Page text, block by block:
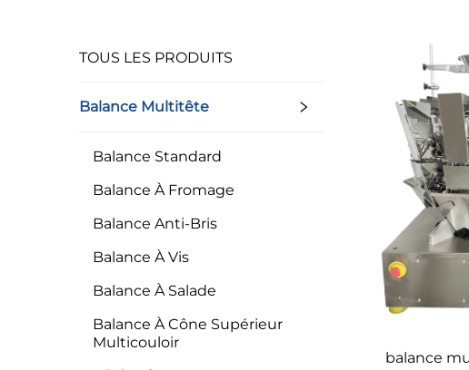
TOUS LES PRODUITS
Balance Multitête
Balance Standard
Balance À Fromage
Balance Anti-Bris
Balance À Vis
Balance À Salade
Balance À Cône Supérieur
Multicouloir
balance